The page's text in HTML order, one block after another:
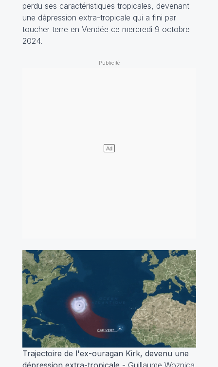
perdu ses caractéristiques tropicales, devenant
une dépression extra-tropicale qui a fini par
toucher terre en Vendée ce mercredi 9 octobre
2024.
Trajectoire de l'ex-ouragan Kirk, devenu une